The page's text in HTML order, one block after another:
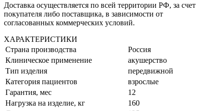
Доставка осуществляется по всей территории РФ, за счет
покупателя либо поставщика, в зависимости от
согласованных коммерческих условий.
ХАРАКТЕРИСТИКИ
Страна производства
Россия
Клиническое применение
акушерство
Тип изделия
передвижной
Категория пациентов
взрослые
Гарантия, мес
12
Нагрузка на изделие, кг
160